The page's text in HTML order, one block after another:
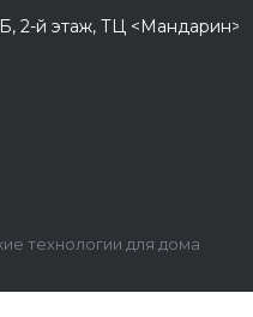
2-й этаж, ТЦ <Мандарин>
технологии для дома